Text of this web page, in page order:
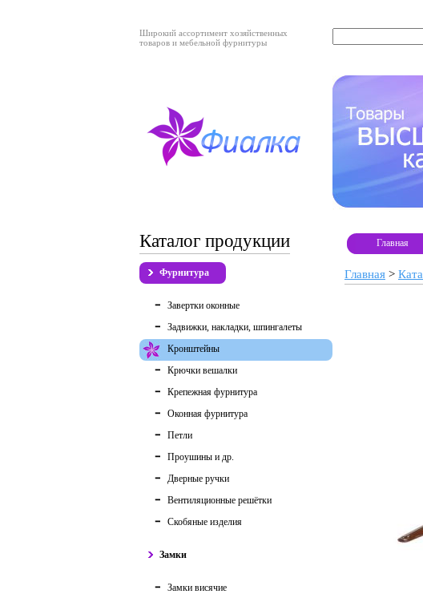
Широкий ассортимент хозяйственных
товаров и мебельной фурнитуры
Каталог продукции
Фурнитура
Завертки оконные
Задвижки, накладки, шпингалеты
Кронштейны
Крючки вешалки
Крепежная фурнитура
Оконная фурнитура
Петли
Проушины и др.
Дверные ручки
Вентиляционные решётки
Скобяные изделия
Замки
Замки висячие
Главная
Главная >